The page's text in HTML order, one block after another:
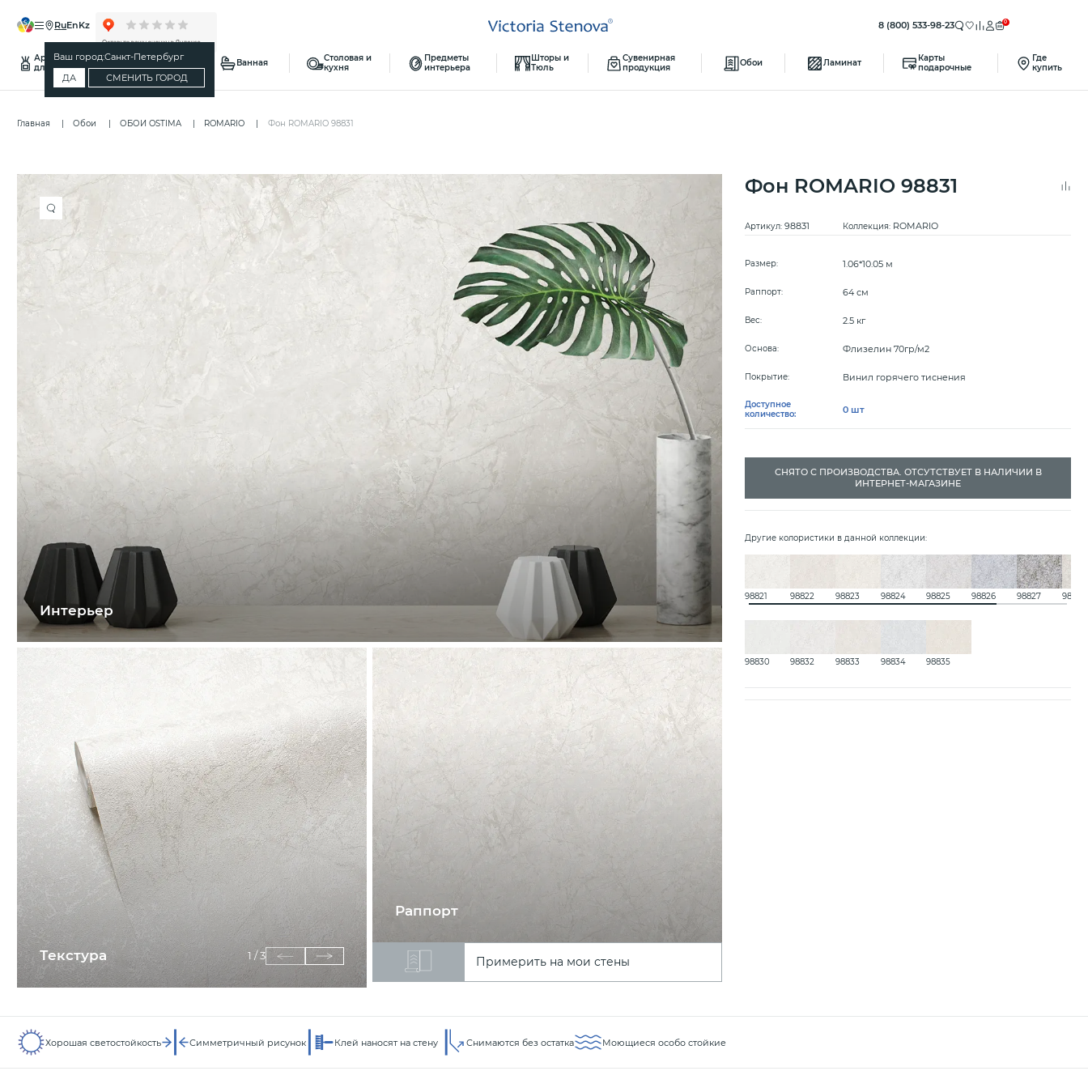
Ваш город:Санкт-Петербург
ДА
СМЕНИТЬ ГОРОД
ru en kz 8 (800) 533-98-23 0
Ароматы
для дома
Спальня Ванная
Столовая и
кухня
Предметы
интерьера
Шторы и
Тюль
Сувенирная
продукция
Обои Ламинат
Карты
подарочные
Где
купить
Главная Обои ОБОИ OSTIMA ROMARIO Фон ROMARIO 98831
Интерьер
Текстура 1 /3
Раппорт
Примерить на мои стены
Фон ROMARIO 98831
Артикул:98831 Коллекция: ROMARIO
Размер: 1.06*10.05 м
Раппорт: 64 см
Вес: 2.5 кг
Основа: Флизелин 70гр/м2
Покрытие: Винил горячего тиснения
Доступное
количество:
0 шт
СНЯТО С ПРОИЗВОДСТВА. ОТСУТСТВУЕТ В НАЛИЧИИ В
ИНТЕРНЕТ-МАГАЗИНЕ
Другие колористики в данной коллекции:
98821 98822 98823 98824 98825 98826 98827 98828
98830 98832 98833 98834 98835
Хорошая светостойкость Симметричный рисунок Клей наносят на стену Снимаются без остатка Моющиеся особо стойкие